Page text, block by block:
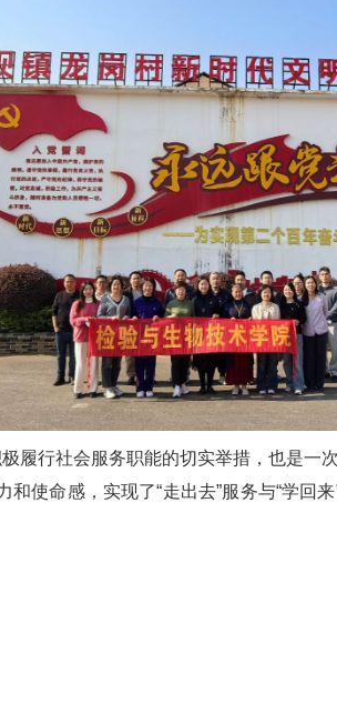
履行社会服务职能的切实举措，也是
使命感，实现了“走出去”服务与“学回